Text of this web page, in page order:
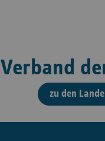
Verband
zu den